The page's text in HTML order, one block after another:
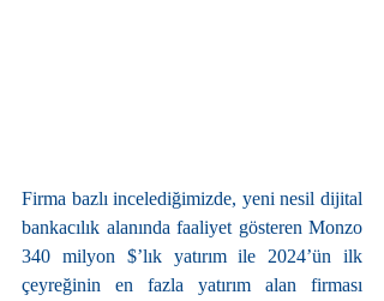
Firma bazlı incelediğimizde, yeni nesil dijital
bankacılık alanında faaliyet gösteren Monzo
340 milyon $’lık yatırım ile 2024’ün ilk
çeyreğinin en fazla yatırım alan firması